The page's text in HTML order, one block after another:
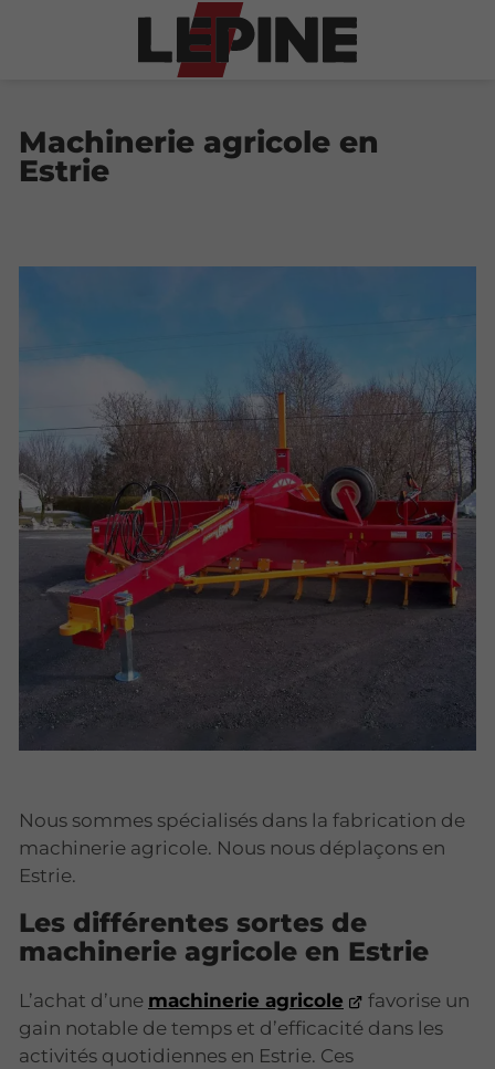
Machinerie agricole en
Estrie
Nous sommes spécialisés dans la fabrication de
machinerie agricole. Nous nous déplaçons en
Estrie.
Les différentes sortes de
machinerie agricole en Estrie
L’achat d’une machinerie agricole
favorise un
gain notable de temps et d’efficacité dans les
activités quotidiennes en Estrie. Ces